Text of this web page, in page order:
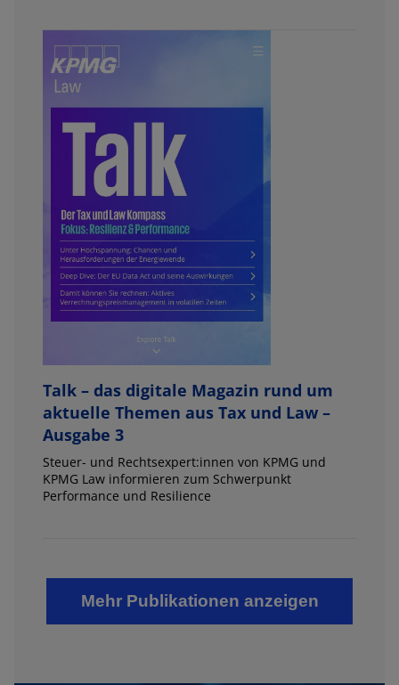
Talk – das digitale Magazin rund um
aktuelle Themen aus Tax und Law –
Ausgabe 3
Steuer- und Rechtsexpert:innen von KPMG und
KPMG Law informieren zum Schwerpunkt
Performance und Resilience
Mehr Publikationen anzeigen